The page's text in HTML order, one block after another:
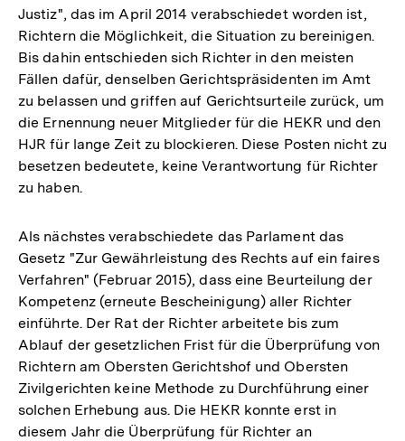
Justiz", das im April 2014 verabschiedet worden ist,
Richtern die Möglichkeit, die Situation zu bereinigen.
Bis dahin entschieden sich Richter in den meisten
Fällen dafür, denselben Gerichtspräsidenten im Amt
zu belassen und griffen auf Gerichtsurteile zurück, um
die Ernennung neuer Mitglieder für die HEKR und den
HJR für lange Zeit zu blockieren. Diese Posten nicht zu
besetzen bedeutete, keine Verantwortung für Richter
zu haben.
Als nächstes verabschiedete das Parlament das
Gesetz "Zur Gewährleistung des Rechts auf ein faires
Verfahren" (Februar 2015), dass eine Beurteilung der
Kompetenz (erneute Bescheinigung) aller Richter
einführte. Der Rat der Richter arbeitete bis zum
Ablauf der gesetzlichen Frist für die Überprüfung von
Richtern am Obersten Gerichtshof und Obersten
Zivilgerichten keine Methode zu Durchführung einer
solchen Erhebung aus. Die HEKR konnte erst in
diesem Jahr die Überprüfung für Richter an